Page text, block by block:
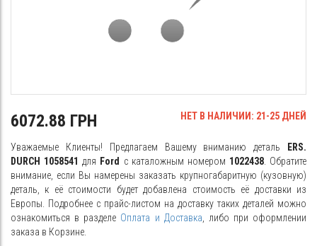
6072.88 ГРН НЕТ В НАЛИЧИИ: 21-25 ДНЕЙ
Уважаемые Клиенты! Предлагаем Вашему вниманию деталь
ERS.
DURCH 1058541 для Ford с каталожным номером 1022438. Обратите
внимание, если Вы намерены заказать крупногабаритную (кузовную)
деталь, к её стоимости будет добавлена стоимость её доставки из
Европы. Подробнее с прайс-листом на доставку таких деталей можно
ознакомиться в разделе Оплата и Доставка , либо при оформлении
заказа в Корзине.